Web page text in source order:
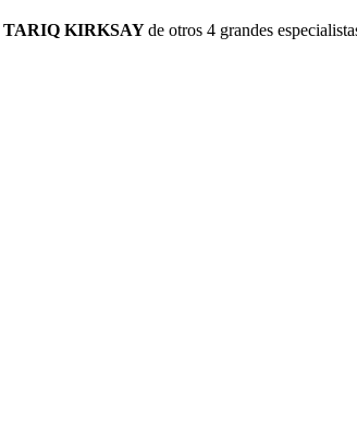
TARIQ KIRKSAYde otros 4 grandes